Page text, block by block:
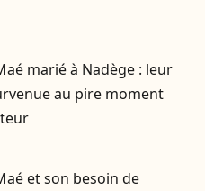
marié à Nadège : leur
au pire moment
et son besoin de